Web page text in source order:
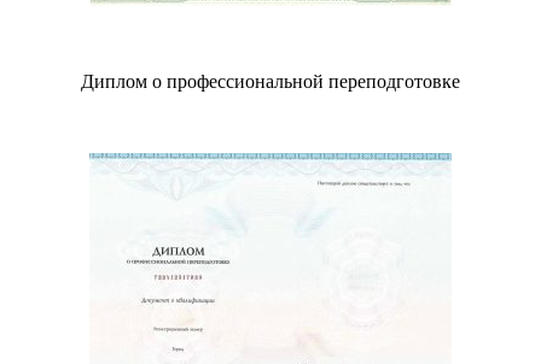
Диплом о профессиональной переподготовке